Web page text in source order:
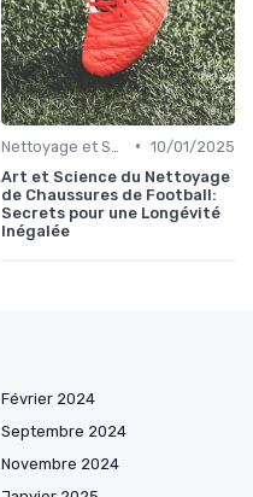
• 10/01/2025
Art et Science du Nettoyage
de Chaussures de Football:
Secrets pour une Longévité
Inégalée
Février 2024
Septembre 2024
Novembre 2024